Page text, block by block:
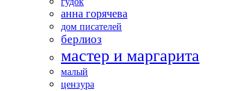
анна горячева
дом писателей
берлиоз
мастер и маргарита
малый
цензура